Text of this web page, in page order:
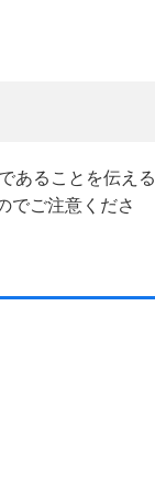
あることを伝える
でご注意くださ